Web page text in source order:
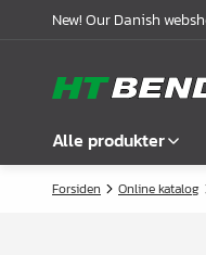
New! Our Danish
Alle produkter
Vis alle
Møbelindustrien
Om os
Forsiden Online katalog